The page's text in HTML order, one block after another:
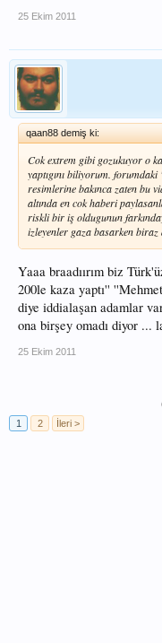
25 Ekim 2011
qaan88 demiş ki:
Cok extrem gibi gozukuyor o
yaptıgını biliyorum.
resimlerine bakınca zaten bu
altında en cok haberi
riskli bir iş oldugunun
izleyenler gaza basarken
Yaaa braadıırım biz
200le kaza yaptı''
diye iddialaşan adamlar
ona birşey omadı diyor ...
25 Ekim 2011
1
2 İleri >